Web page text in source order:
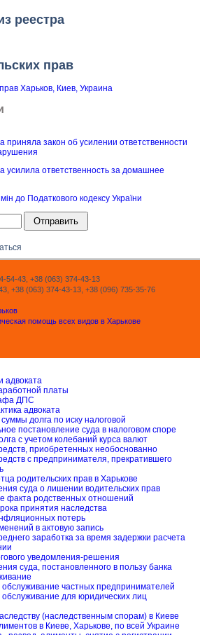
реестра
прав
приняла закон об усилении ответственности
усилила ответственность за домашнее
до Податкового кодексу України
54-43, +38 (063) 374-43-13
+38 (063) 374-43-13, +38 (096) 735-35-76
помощь всех видов в Харькове
адвоката
платы
ДПС
адвоката
долга по иску налоговой
постановление суда в налоговом споре
с учетом колебаний курса валют
приобретенных необоснованно
с предпринимателя, прекратившего
родительских прав в Харькове
суда о лишении водительских прав
факта родственных отношений
принятия наследства
потерь
в актовую запись
заработка за время задержки расчета
уведомления-решения
суда, постановленного в пользу банка
обслуживание частных предпринимателей
обслуживание для юридических лиц
(наследственным спорам) в Киеве
в Киеве, Харькове, по всей Украине